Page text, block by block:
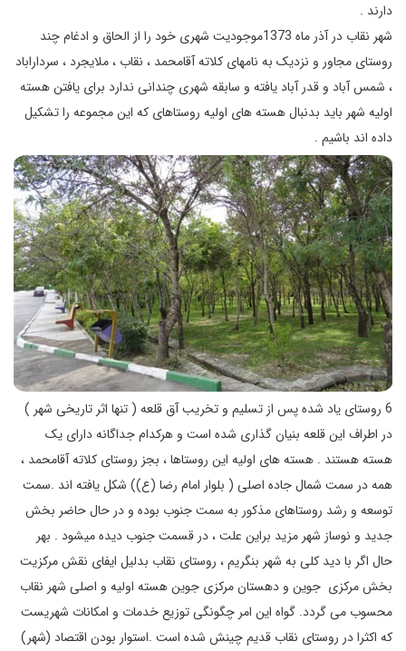
دارند .
شهر نقاب در آذر ماه 1373موجودیت شهری خود را از الحاق و ادغام چند
روستای مجاور و نزدیک به نامهای کلاته آقامحمد ، نقاب ، ملایجرد ، سرداراباد
، شمس آباد و قدر آباد یافته و سابقه شهری چندانی ندارد برای یافتن هسته
اولیه شهر باید بدنبال هسته های اولیه روستاهای که این مجموعه را تشکیل
داده اند باشیم .
6 روستای یاد شده پس از تسلیم و تخریب آق قلعه ( تنها اثر تاریخی شهر )
در اطراف این قلعه بنیان گذاری شده است و هرکدام جداگانه دارای یک
هسته هستند . هسته های اولیه این روستاها ، بجز روستای کلاته آقامحمد ،
همه در سمت شمال جاده اصلی ( بلوار امام رضا (ع)) شکل یافته اند .سمت
توسعه و رشد روستاهای مذکور به سمت جنوب بوده و در حال حاضر بخش
جدید و نوساز شهر مزید براین علت ، در قسمت جنوب دیده میشود . بهر
حال اگر با دید کلی به شهر بنگریم ، روستای نقاب بدلیل ایفای نقش مرکزیت
بخش مرکزی جوین و دهستان مرکزی جوین هسته اولیه و اصلی شهر نقاب
محسوب می گردد. گواه این امر چگونگی توزیع خدمات و امکانات شهریست
که اکثرا در روستای نقاب قدیم چینش شده است .استوار بودن اقتصاد (شهر)